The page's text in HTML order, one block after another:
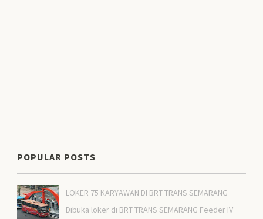
POPULAR POSTS
LOKER 75 KARYAWAN DI BRT TRANS SEMARANG
Dibuka loker di BRT TRANS SEMARANG Feeder IV